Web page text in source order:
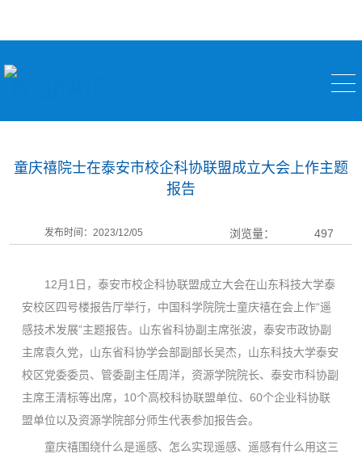
童庆禧院士在泰安市校企科协联盟成立大会上作主题
报告
发布时间：2023/12/05 浏览量： 497
12月1日，泰安市校企科协联盟成立大会在山东科技大学泰
安校区四号楼报告厅举行，中国科学院院士童庆禧在会上作“遥
感技术发展”主题报告。山东省科协副主席张波，泰安市政协副
主席袁久党，山东省科协学会部副部长吴杰，山东科技大学泰安
校区党委委员、管委副主任周洋，资源学院院长、泰安市科协副
主席王清标等出席，10个高校科协联盟单位、60个企业科协联
盟单位以及资源学院部分师生代表参加报告会。
童庆禧围绕什么是遥感、怎么实现遥感、遥感有什么用这三